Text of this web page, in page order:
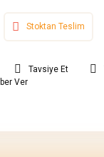
Stoktan Teslim
Tavsiye Et
Ver